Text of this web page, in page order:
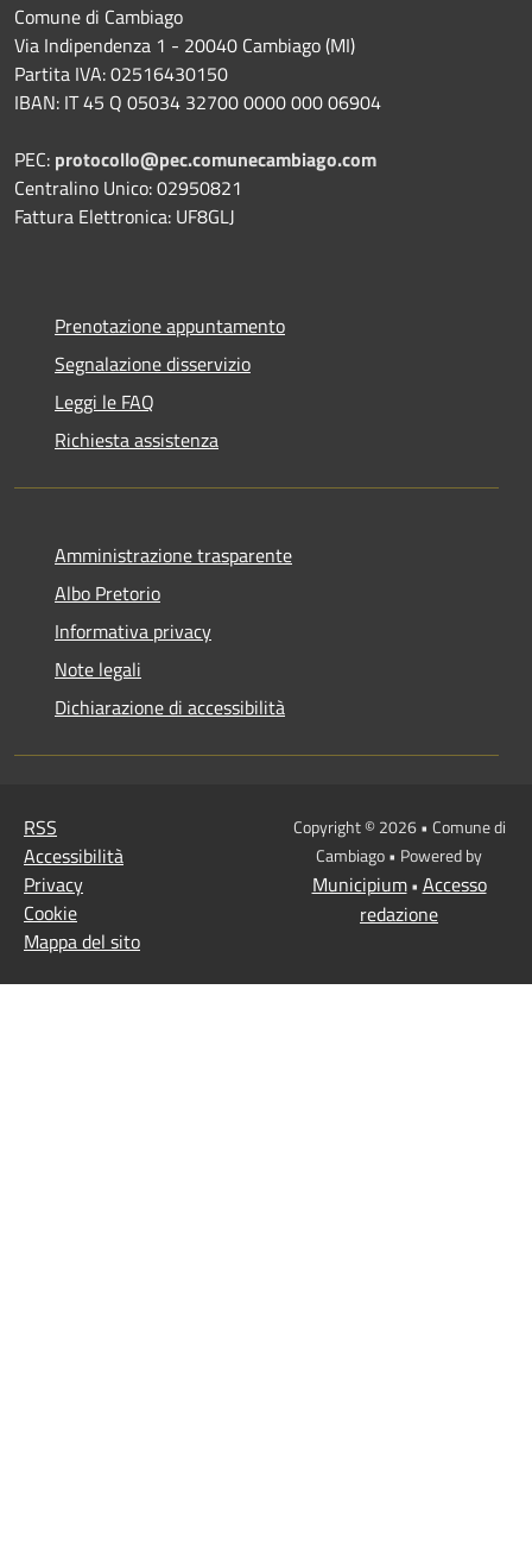
Comune di Cambiago
Via Indipendenza 1 - 20040 Cambiago (MI)
Partita IVA: 02516430150
IBAN: IT 45 Q 05034 32700 0000 000 06904
PEC: protocollo@pec.comunecambiago.com
Centralino Unico: 02950821
Fattura Elettronica: UF8GLJ
Prenotazione appuntamento
Segnalazione disservizio
Leggi le FAQ
Richiesta assistenza
Amministrazione trasparente
Albo Pretorio
Informativa privacy
Note legali
Dichiarazione di accessibilità
RSS
Accessibilità
Privacy
Cookie
Mappa del sito
Copyright © 2026 • Comune di
Cambiago • Powered by
Municipium• Accesso
redazione